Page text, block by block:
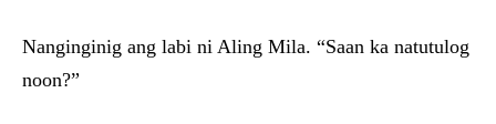
Nanginginig ang labi ni Aling Mila. “Saan ka natutulog
noon?”